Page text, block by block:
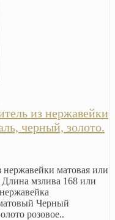
из нержавейки
черный, золото.
матовая или
мзлива 168 или
Черный
розовое..